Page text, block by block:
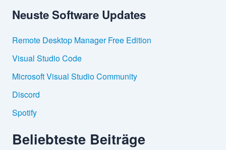
e
a
c
h
:
Neuste Software Updates
Remote Desktop Manager Free Edition
Visual Studio Code
Microsoft Visual Studio Community
Discord
Spotify
Beliebteste Beiträge